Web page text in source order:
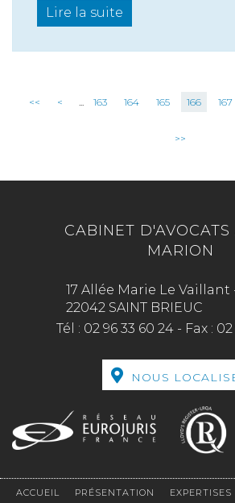
Lire la suite
<< < ... 163 164 165 166 167
>>
CABINET D'AVOCATS
MARION
17 Allée Marie Le Vaillant
22042 SAINT BRIEUC
Tél : 02 96 33 60 24 - Fax : 02
NOUS
ACCUEIL PRÉSENTATION EXPERTISES